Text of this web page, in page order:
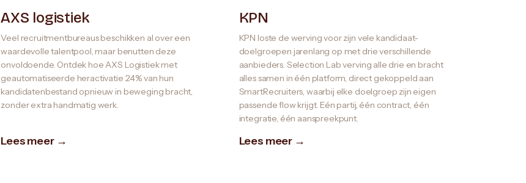
AXS logistiek
Veel recruitmentbureaus beschikken al over een
waardevolle talentpool, maar benutten deze
onvoldoende. Ontdek hoe AXS Logistiek met
geautomatiseerde heractivatie 24% van hun
kandidatenbestand opnieuw in beweging bracht,
zonder extra handmatig werk.
Lees meer →
KPN
KPN loste de werving voor zijn vele kandidaat-
doelgroepen jarenlang op met drie verschillende
aanbieders. Selection Lab verving alle drie en bracht
alles samen in één platform, direct gekoppeld aan
SmartRecruiters, waarbij elke doelgroep zijn eigen
passende flow krijgt. Eén partij, één contract, één
integratie, één aanspreekpunt.
Lees meer →